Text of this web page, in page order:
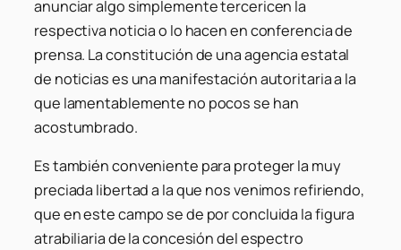
anunciar algo simplemente tercericen la
respectiva noticia o lo hacen en conferencia de
prensa. La constitución de una agencia estatal
de noticias es una manifestación autoritaria a la
que lamentablemente no pocos se han
acostumbrado.
Es también conveniente para proteger la muy
preciada libertad a la que nos venimos refiriendo,
que en este campo se de por concluida la figura
atrabiliaria de la concesión del espectro